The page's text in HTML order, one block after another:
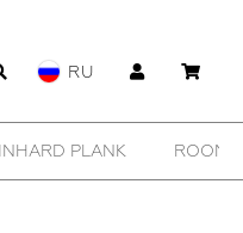
RU
11 BY BORIS BIDJAN SABERI